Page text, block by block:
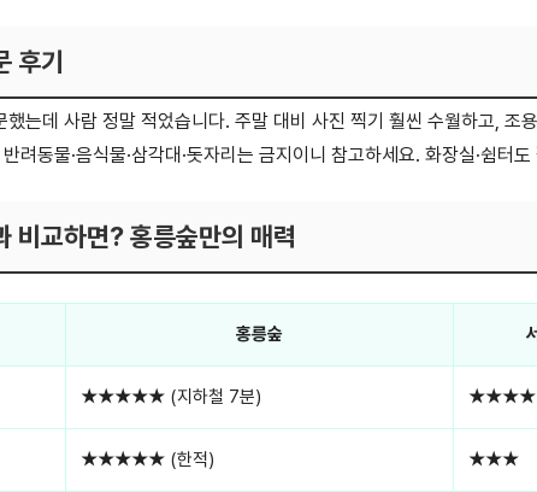
후기
는데 사람 정말 적었습니다. 주말 대비 사진 찍기 훨씬 수월하고, 조
려동물·음식물·삼각대·돗자리는 금지이니 참고하세요. 화장실·쉼터
비교하면? 홍릉숲만의 매력
홍릉숲
★★★★★ (지하철 7분) ★★★★
★★★★★ (한적) ★★★